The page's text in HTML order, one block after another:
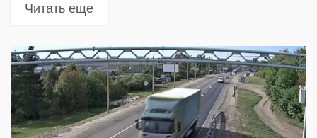
Читать еще